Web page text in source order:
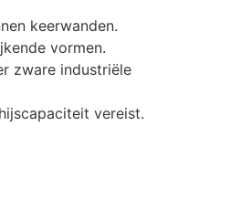
keerwanden.
vormen.
zware industriële
vereist.